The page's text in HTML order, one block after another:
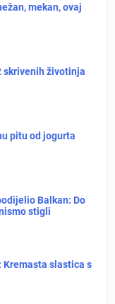
mekan, ovaj
skrivenih životinja
pitu od jogurta
Balkan: Do
stigli
Kremasta slastica s